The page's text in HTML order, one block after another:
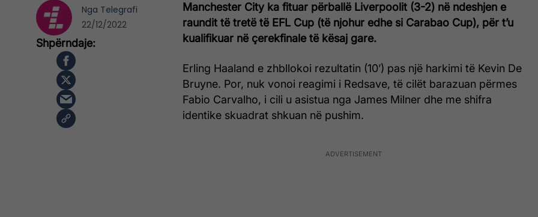
Manchester City ka fituar përballë Liverpoolit (3-2) në ndeshjen e
raundit të tretë të EFL Cup (të njohur edhe si Carabao Cup), për t’u
kualifikuar në çerekfinale të kësaj gare.
Erling Haaland e zhbllokoi rezultatin (10’) pas një harkimi të Kevin De
Bruyne. Por, nuk vonoi reagimi i Redsave, të cilët barazuan përmes
Fabio Carvalho, i cili u asistua nga James Milner dhe me shifra
identike skuadrat shkuan në pushim.
Nga Telegrafi
22/12/2022